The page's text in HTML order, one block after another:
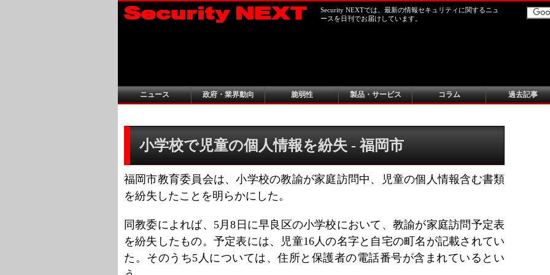
Security NEXTでは、最新の情報セキュリティに関するニュ
ースを日刊でお届けしています。
ニュース 政府・業界動向 脆弱性 製品・サービス コラム 過去記事
小学校で児童の個人情報を紛失 - 福岡市
福岡市教育委員会は、小学校の教諭が家庭訪問中、児童の個人情報含む書類
を紛失したことを明らかにした。
同教委によれば、5月8日に早良区の小学校において、教諭が家庭訪問予定表
を紛失したもの。予定表には、児童16人の名字と自宅の町名が記載されてい
た。そのうち5人については、住所と保護者の電話番号が含まれているとい